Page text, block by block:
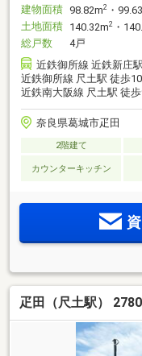
建物面積 98.82m2 ・
土地面積 140.32m2 ・
総戸数
4戸
近鉄御所線 近鉄新庄
近鉄御所線 尺土駅 徒歩
近鉄南大阪線 尺土駅 徒
奈良県葛城市疋田
2階建て
カウンターキッチン
疋田（尺土駅）